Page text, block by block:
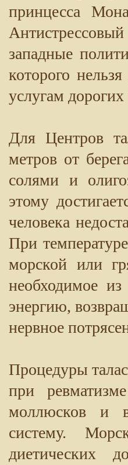
принцесса
западные
которого
услугам дорогих
Для Центров
метров от
солями и
этому
человека
При
морской или
необходимое
энергию,
нервное
Процедуры
при
моллюсков и
систему.
диетических